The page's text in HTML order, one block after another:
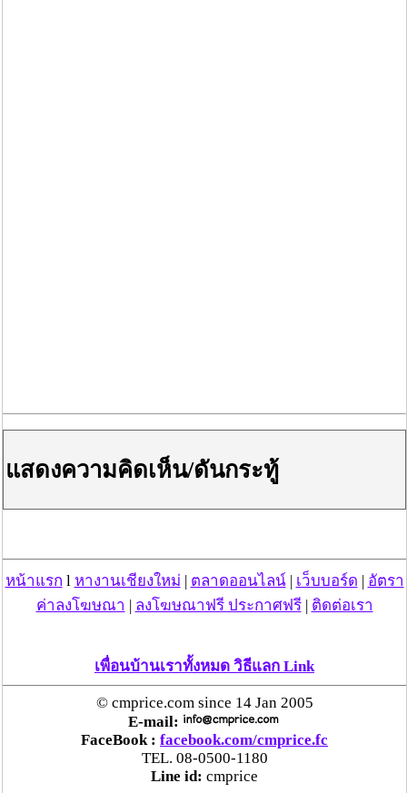
แสดงความคิดเห็น/ดันกระทู้
หน้าแรก l หางานเชียงใหม่ | ตลาดออนไลน์| เว็บบอร์ด | อัตรา
ค่าลงโฆษณา | ลงโฆษณาฟรี ประกาศฟรี| ติดต่อเรา
เพื่อนบ้านเราทั้งหมด วิธีแลก Link
© cmprice.com since 14 Jan 2005
E-mail:
FaceBook : facebook.com/cmprice.fc
TEL. 08-0500-1180
Line id: cmprice